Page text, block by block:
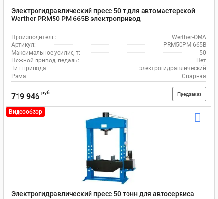
Электрогидравлический пресс 50 т для автомастерской
Werther PRM50 PM 665В электропривод
Производитель:
Werther-OMA
Артикул:
PRM50PM 665В
Максимальное усилие, т:
50
Ножной привод, педаль:
Нет
Тип привода:
электрогидравлический
Рама:
Сварная
719 946 руб Предзаказ
Видеообзор
Электрогидравлический пресс 50 тонн для автосервиса